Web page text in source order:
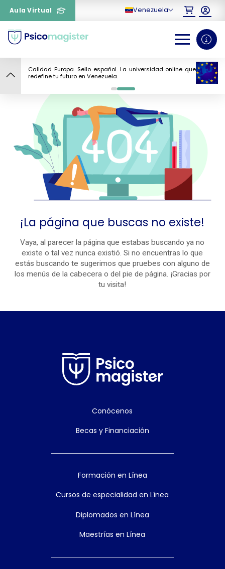
Aula Virtual Venezuela
Calidad Europa. Sello español. La universidad online que
redefine tu futuro en Venezuela.
0 1
¡La página que buscas no existe!
Vaya, al parecer la página que estabas buscando ya no
existe o tal vez nunca existió. Si no encuentras lo que
estás buscando te sugerimos que pruebes con alguno de
los menús de la cabecera o del pie de página. ¡Gracias por
tu visita!
Conócenos
Becas y Financiación
Formación en Línea
Cursos de especialidad en Línea
Diplomados en Línea
Maestrías en Línea
¿Necesitas más información
sobre un curso?